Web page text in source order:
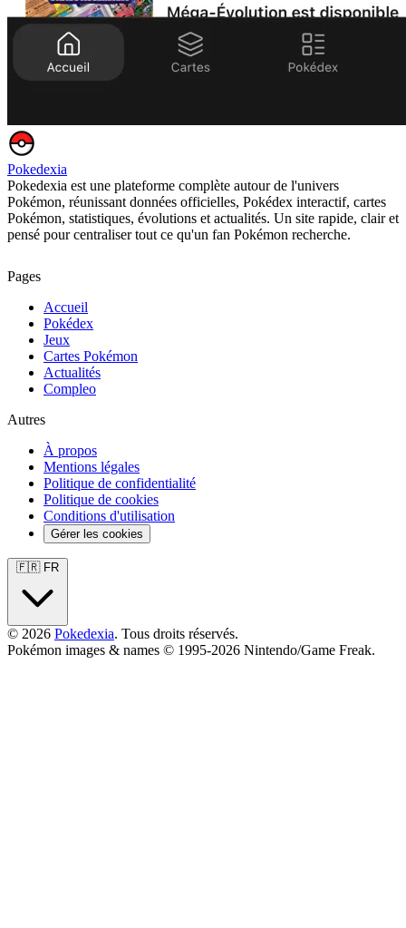
Pokedexia
Pokedexia est une plateforme complète autour de l'univers
Pokémon, réunissant données officielles, Pokédex interactif, cartes
Pokémon, statistiques, évolutions et actualités. Un site rapide, clair et
pensé pour centraliser tout ce qu'un fan Pokémon recherche.
Pages
Accueil
Pokédex
Jeux
Cartes Pokémon
Actualités
Compleo
Autres
À propos
Mentions légales
Politique de confidentialité
Politique de cookies
Conditions d'utilisation
Gérer les cookies
© 2026 Pokedexia. Tous droits réservés.
Pokémon images & names © 1995-2026 Nintendo/Game Freak.